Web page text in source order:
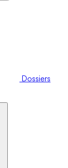
Dossiers